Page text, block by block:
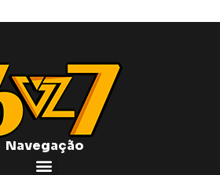
Navegação